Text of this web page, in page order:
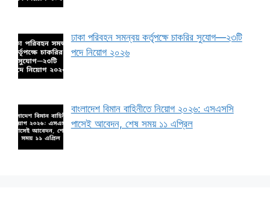
ঢাকা পরিবহন সমন্বয় কর্তৃপক্ষে চাকরির সুযোগ—২৩টি
পদে নিয়োগ ২০২৬
বাংলাদেশ বিমান বাহিনীতে নিয়োগ ২০২৬: এসএসসি
পাসেই আবেদন, শেষ সময় ১১ এপ্রিল